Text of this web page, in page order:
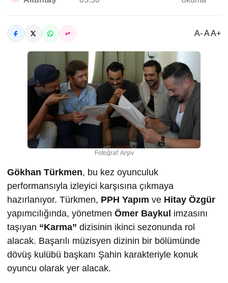
A- A A+
Fotoğraf: Arşiv
Gökhan Türkmen, bu kez oyunculuk
performansıyla izleyici karşısına çıkmaya
hazırlanıyor. Türkmen, PPH Yapım ve Hitay Özgür
yapımcılığında, yönetmen Ömer Baykul imzasını
taşıyan “Karma” dizisinin ikinci sezonunda rol
alacak. Başarılı müzisyen dizinin bir bölümünde
dövüş kulübü başkanı Şahin karakteriyle konuk
oyuncu olarak yer alacak.